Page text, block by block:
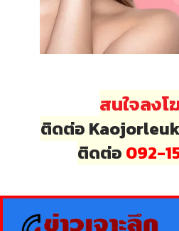
สนใจลง
ติดต่อ
ติดต่อ 092-